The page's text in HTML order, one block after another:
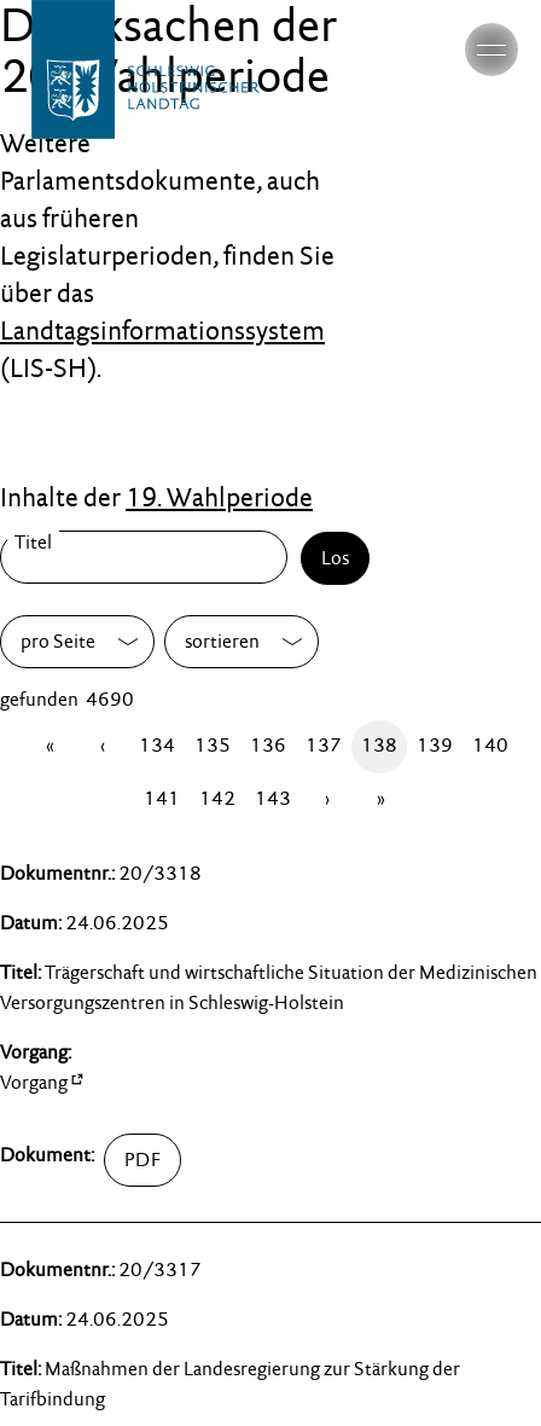
Drucksachen der
20. Wahlperiode
Weitere
Parlamentsdokumente, auch
aus früheren
Legislaturperioden, finden Sie
über das
Landtagsinformationssystem
(LIS-SH).
Inhalte der 19. Wahlperiode
Los
pro Seite sortieren
gefunden 4690
«
‹ 134 135 136 137 138 139 140
141 142 143 › »
20/3318
24.06.2025
Trägerschaft und wirtschaftliche Situation der Medizinischen
Versorgungszentren in Schleswig-Holstein
Vorgang
20/3317
24.06.2025
Maßnahmen der Landesregierung zur Stärkung der
Tarifbindung